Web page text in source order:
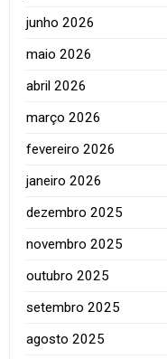
junho 2026
maio 2026
abril 2026
março 2026
fevereiro 2026
janeiro 2026
dezembro 2025
novembro 2025
outubro 2025
setembro 2025
agosto 2025